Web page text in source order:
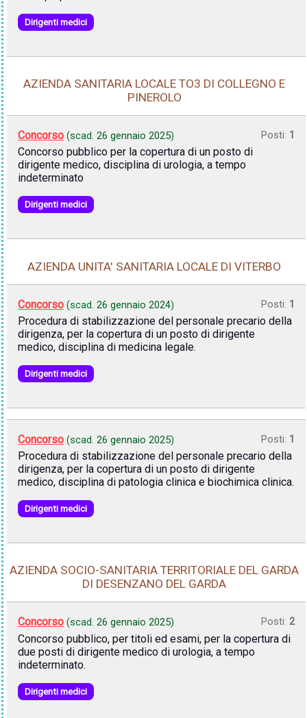
Dirigenti medici
AZIENDA SANITARIA LOCALE TO3 DI COLLEGNO E
PINEROLO
Concorso (scad. 26 gennaio 2025) Posti: 1
Concorso pubblico per la copertura di un posto di
dirigente medico, disciplina di urologia, a tempo
indeterminato
Dirigenti medici
AZIENDA UNITA' SANITARIA LOCALE DI VITERBO
Concorso (scad. 26 gennaio 2024) Posti: 1
Procedura di stabilizzazione del personale precario della
dirigenza, per la copertura di un posto di dirigente
medico, disciplina di medicina legale.
Dirigenti medici
Concorso (scad. 26 gennaio 2025) Posti: 1
Procedura di stabilizzazione del personale precario della
dirigenza, per la copertura di un posto di dirigente
medico, disciplina di patologia clinica e biochimica clinica.
Dirigenti medici
AZIENDA SOCIO-SANITARIA TERRITORIALE DEL GARDA
DI DESENZANO DEL GARDA
Concorso (scad. 26 gennaio 2025) Posti: 2
Concorso pubblico, per titoli ed esami, per la copertura di
due posti di dirigente medico di urologia, a tempo
indeterminato.
Dirigenti medici